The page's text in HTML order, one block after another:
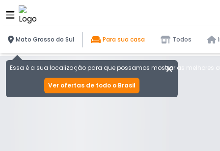
Mato Grosso do Sul
Essa é a sua localização para que possamos mostrar as melhores
Ver ofertas de todo o Brasil
Para sua casa Todos